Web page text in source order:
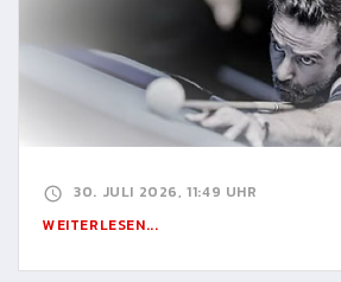
30. JULI 2026, 11:49 UHR
WEITERLESEN...